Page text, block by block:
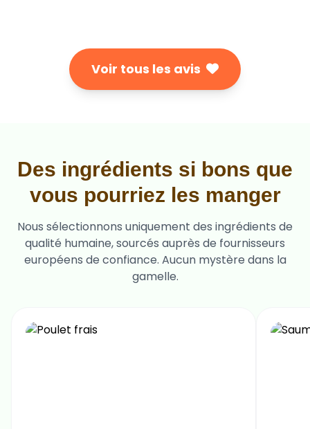
Voir tous les avis
Des ingrédients si bons que
vous pourriez les manger
Nous sélectionnons uniquement des ingrédients de
qualité humaine, sourcés auprès de fournisseurs
européens de confiance. Aucun mystère dans la
gamelle.